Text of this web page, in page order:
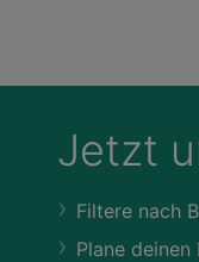
Jetzt
Filtere nach
Plane